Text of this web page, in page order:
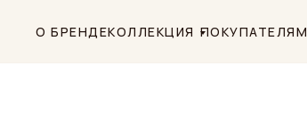
О БРЕНДЕКОЛЛЕКЦИЯ ПОКУПАТЕЛЯМ